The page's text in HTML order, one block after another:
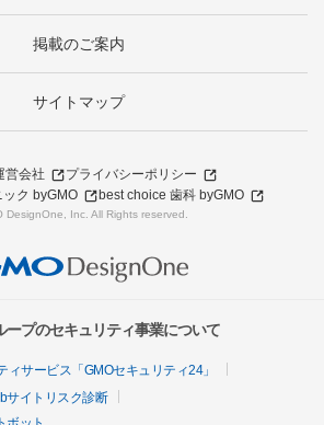
掲載のご案内
サイトマップ
営会社
プライバシーポリシー
ク byGMO
best choice 歯科 byGMO
DesignOne, Inc. All Rights reserved.
ープのセキュリティ事業について
サービス「GMOセキュリティ24」
サイトリスク診断